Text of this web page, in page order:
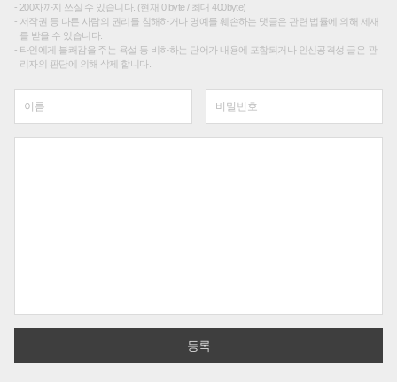
200자까지 쓰실 수 있습니다. (현재 0 byte / 최대 400byte)
저작권 등 다른 사람의 권리를 침해하거나 명예를 훼손하는 댓글은 관련 법률에 의해 제재
를 받을 수 있습니다.
타인에게 불쾌감을 주는 욕설 등 비하하는 단어가 내용에 포함되거나 인신공격성 글은 관
리자의 판단에 의해 삭제 합니다.